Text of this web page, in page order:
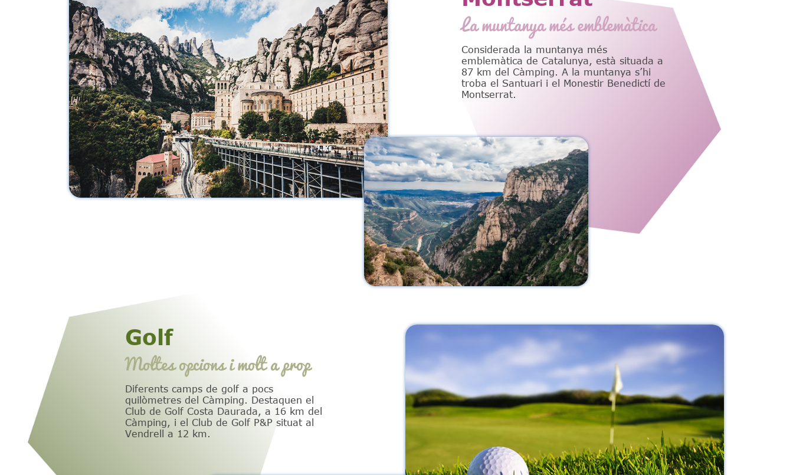
La muntanya més emblemàtica
Considerada la muntanya més
emblemàtica de Catalunya, està situada a
87 km del Càmping. A la muntanya s’hi
troba el Santuari i el Monestir Benedictí de
Montserrat.
Golf
Moltes opcions i molt a prop
Diferents camps de golf a pocs
quilòmetres del Càmping. Destaquen el
Club de Golf Costa Daurada, a 16 km del
Càmping, i el Club de Golf P&P situat al
Vendrell a 12 km.